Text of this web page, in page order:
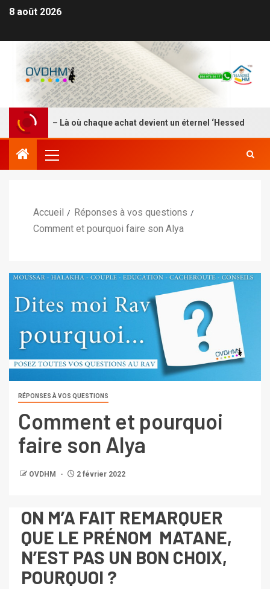
8 août 2026
HM – Là où chaque achat devient un éternel ‘Hessed
Accueil
Réponses à vos questions
Comment et pourquoi faire son Alya
RÉPONSES À VOS QUESTIONS
Comment et pourquoi
faire son Alya
OVDHM 2 février 2022
ON M’A FAIT REMARQUER
QUE LE PRÉNOM MATANE,
N’EST PAS UN BON CHOIX,
POURQUOI ?